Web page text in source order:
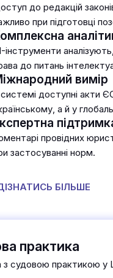
до редакцій
при підготовці
інструменти
до питань
вимір
доступні акти
а й у
провідних
застосуванні норм.
БІЛЬШЕ
практика
судовою практикою у